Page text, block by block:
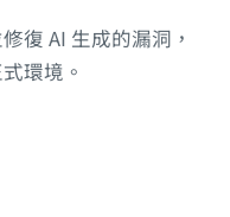
復 AI 生成的漏洞，
環境。